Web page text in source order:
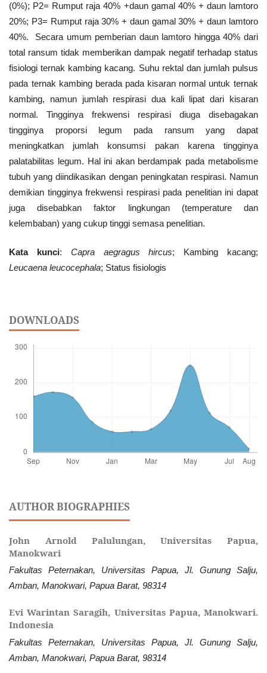
(0%); P2= Rumput raja 40% +daun gamal 40% + daun lamtoro
20%; P3= Rumput raja 30% + daun gamal 30% + daun lamtoro
40%. Secara umum pemberian daun lamtoro hingga 40% dari
total ransum tidak memberikan dampak negatif terhadap status
fisiologi ternak kambing kacang. Suhu rektal dan jumlah pulsus
pada ternak kambing berada pada kisaran normal untuk ternak
kambing, namun jumlah respirasi dua kali lipat dari kisaran
normal. Tingginya frekwensi respirasi diuga disebagakan
tingginya proporsi legum pada ransum yang dapat
meningkatkan jumlah konsumsi pakan karena tingginya
palatabilitas legum. Hal ini akan berdampak pada metabolisme
tubuh yang diindikasikan dengan peningkatan respirasi. Namun
demikian tingginya frekwensi respirasi pada penelitian ini dapat
juga disebabkan faktor lingkungan (temperature dan
kelembaban) yang cukup tinggi semasa penelitian.
Kata kunci: Capra aegragus hircus; Kambing kacang;
Leucaena leucocephala; Status fisiologis
DOWNLOADS
AUTHOR BIOGRAPHIES
John Arnold Palulungan,Universitas Papua,
Manokwari
Fakultas Peternakan, Universitas Papua, Jl. Gunung Salju,
Amban, Manokwari, Papua Barat, 98314
Evi Warintan Saragih, Universitas Papua, Manokwari.
Indonesia
Fakultas Peternakan, Universitas Papua, Jl. Gunung Salju,
Amban, Manokwari, Papua Barat, 98314